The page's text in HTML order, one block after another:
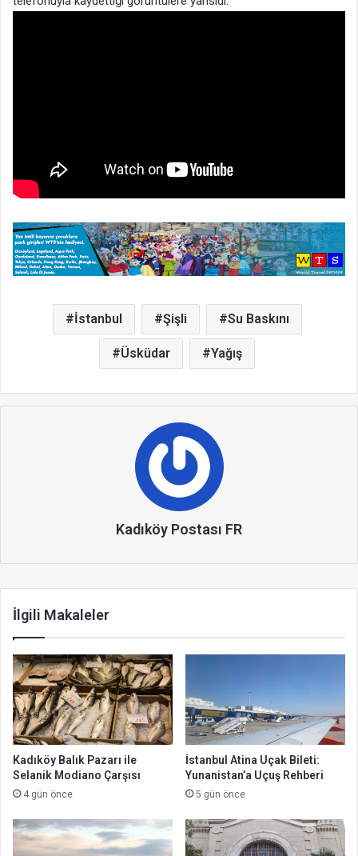
İstanbul Şişli Su Baskını
Üsküdar Yağış
Kadıköy Postası FR
İlgili Makaleler
Kadıköy Balık Pazarı ile
Selanik Modiano Çarşısı
4 gün önce
İstanbul Atina Uçak Bileti:
Yunanistan’a Uçuş Rehberi
5 gün önce